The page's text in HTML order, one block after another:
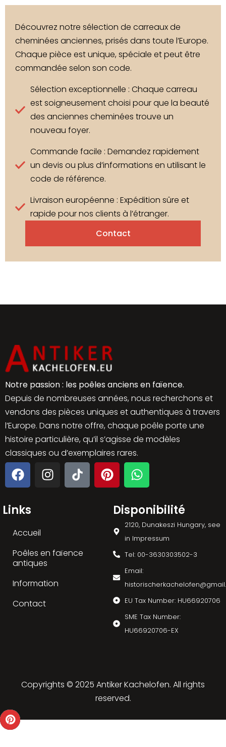
Découvrez notre sélection de carreaux de
cheminées anciennes, prisés dans toute l’Europe.
Chaque pièce est unique, spéciale et peut être
commandée selon son code.
Sélection exceptionnelle : Chaque carreau
est soigneusement choisi pour que la beauté
des anciennes cheminées trouve un
nouveau foyer.
Commande facile : Demandez rapidement
un devis ou plus d’informations en utilisant le
code de référence.
Livraison européenne : Expédition sûre et
rapide pour nos clients à l’étranger.
Contact
Notre passion : les poêles anciens en faïence.
Depuis de nombreuses années, nous recherchons et
vendons des pièces uniques et authentiques à travers
l’Europe. Dans notre offre, chaque poêle porte une
histoire particulière, qu’il s’agisse de modèles
classiques ou d’exemplaires rares.
Links
Accueil
Poêles en faïence
antiques
Information
Contact
Disponibilité
2120, Dunakeszi Hungary, see
in Impressum
Tel: 00-3630303502-3
Email:
EU Tax Number: HU66920706
SME Tax Number:
HU66920706-EX
Copyrights © 2025 Antiker Kachelofen. All rights
reserved.